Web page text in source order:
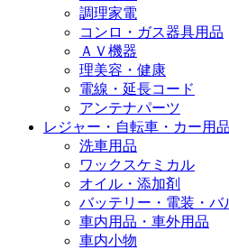
調理家電
コンロ・ガス器具用品
ＡＶ機器
理美容・健康
電線・延長コード
アンテナパーツ
レジャー・自転車・カー用品
洗車用品
ワックスケミカル
オイル・添加剤
バッテリー・電装・バ
車内用品・車外用品
車内小物